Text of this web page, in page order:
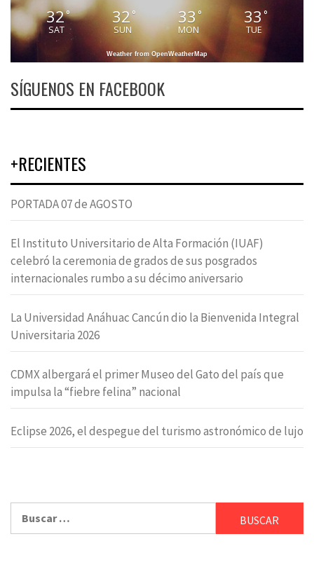
32°
SAT
32°
SUN
33 °
MON
33 °
TUE
Weather from OpenWeatherMap
SÍGUENOS EN FACEBOOK
+RECIENTES
PORTADA 07 de AGOSTO
El Instituto Universitario de Alta Formación (IUAF)
celebró la ceremonia de grados de sus posgrados
internacionales rumbo a su décimo aniversario
La Universidad Anáhuac Cancún dio la Bienvenida Integral
Universitaria 2026
CDMX albergará el primer Museo del Gato del país que
impulsa la “fiebre felina” nacional
Eclipse 2026, el despegue del turismo astronómico de lujo